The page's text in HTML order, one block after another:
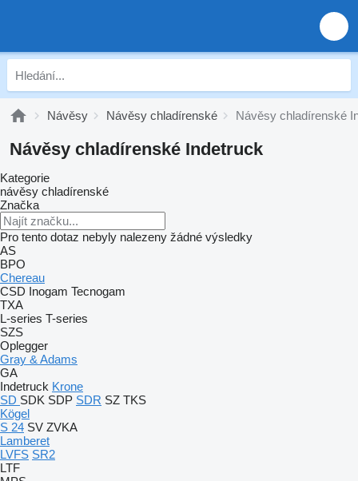
Návěsy Návěsy chladírenské Návěsy chladírenské
Návěsy chladírenské Indetruck
Kategorie
návěsy chladírenské
Značka
Pro tento dotaz nebyly nalezeny žádné výsledky
AS
BPO
Chereau
CSD Inogam Tecnogam
TXA
L-series T-series
SZS
Oplegger
Gray & Adams
GA
Indetruck Krone
SD SDK SDP SDR SZ TKS
Kögel
S 24 SV ZVKA
Lamberet
LVFS SR2
LTF